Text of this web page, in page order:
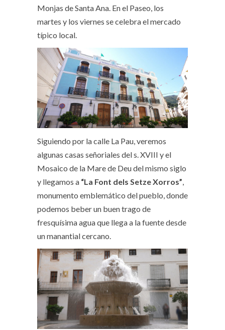
Monjas de Santa Ana. En el Paseo, los
martes y los viernes se celebra el mercado
típico local.
Siguiendo por la calle La Pau, veremos
algunas casas señoriales del s. XVIII y el
Mosaico de la Mare de Deu del mismo siglo
y llegamos a “La Font dels Setze Xorros”,
monumento emblemático del pueblo, donde
podemos beber un buen trago de
fresquísima agua que llega a la fuente desde
un manantial cercano.